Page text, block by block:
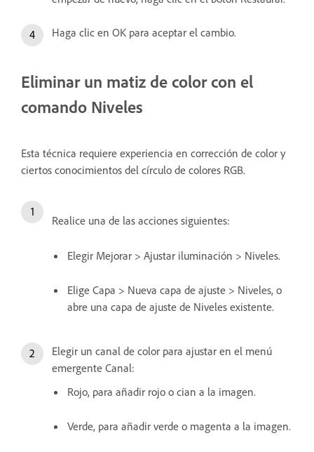
Haga clic en OK para aceptar el cambio.
Eliminar un matiz de color con el
comando Niveles
Esta técnica requiere experiencia en corrección de color y
ciertos conocimientos del círculo de colores RGB.
Realice una de las acciones siguientes:
Elegir Mejorar > Ajustar iluminación > Niveles.
Elige Capa > Nueva capa de ajuste > Niveles, o
abre una capa de ajuste de Niveles existente.
Elegir un canal de color para ajustar en el menú
emergente Canal:
Rojo, para añadir rojo o cian a la imagen.
Verde, para añadir verde o magenta a la imagen.